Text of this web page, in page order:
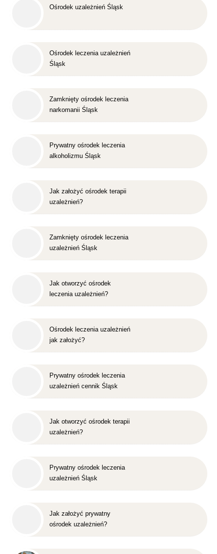
Ośrodek uzależnień Śląsk
Ośrodek leczenia uzależnień
Śląsk
Zamknięty ośrodek leczenia
narkomanii Śląsk
Prywatny ośrodek leczenia
alkoholizmu Śląsk
Jak założyć ośrodek terapii
uzależnień?
Zamknięty ośrodek leczenia
uzależnień Śląsk
Jak otworzyć ośrodek
leczenia uzależnień?
Ośrodek leczenia uzależnień
jak założyć?
Prywatny ośrodek leczenia
uzależnień cennik Śląsk
Jak otworzyć ośrodek terapii
uzależnień?
Prywatny ośrodek leczenia
uzależnień Śląsk
Jak założyć prywatny
ośrodek uzależnień?